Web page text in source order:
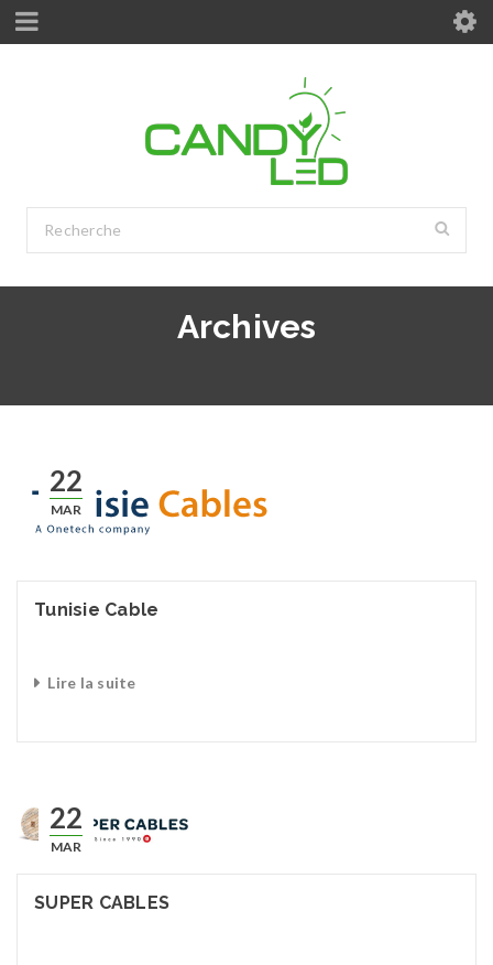
Archives
22
MAR
Tunisie Cable
Lire la suite
22
MAR
SUPER CABLES